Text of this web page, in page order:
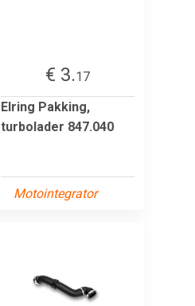
€ 3.17
Elring Pakking,
turbolader 847.040
Motointegrator